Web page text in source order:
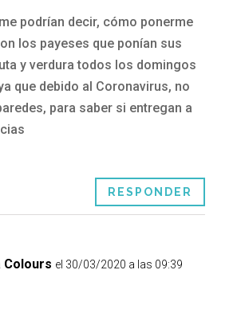
podrían decir, cómo ponerme
los payeses que ponían sus
y verdura todos los domingos
que debido al Coronavirus, no
para saber si entregan a
RESPONDER
Colours el 30/03/2020 a las 09:39